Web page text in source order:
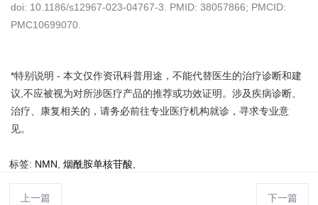
doi: 10.1186/s12967-023-04767-3. PMID: 38057866; PMCID:
PMC10699070.
*特别说明 - 本文仅作资讯科普用途，不能代替医生的治疗诊断和建
议,不应被视为对所涉医疗产品的推荐或功效证明。涉及疾病诊断、
治疗、康复相关的，请务必前往专业医疗机构就诊，寻求专业意
见。
标签: NMN ,烟酰胺单核苷酸
上一篇 下一篇